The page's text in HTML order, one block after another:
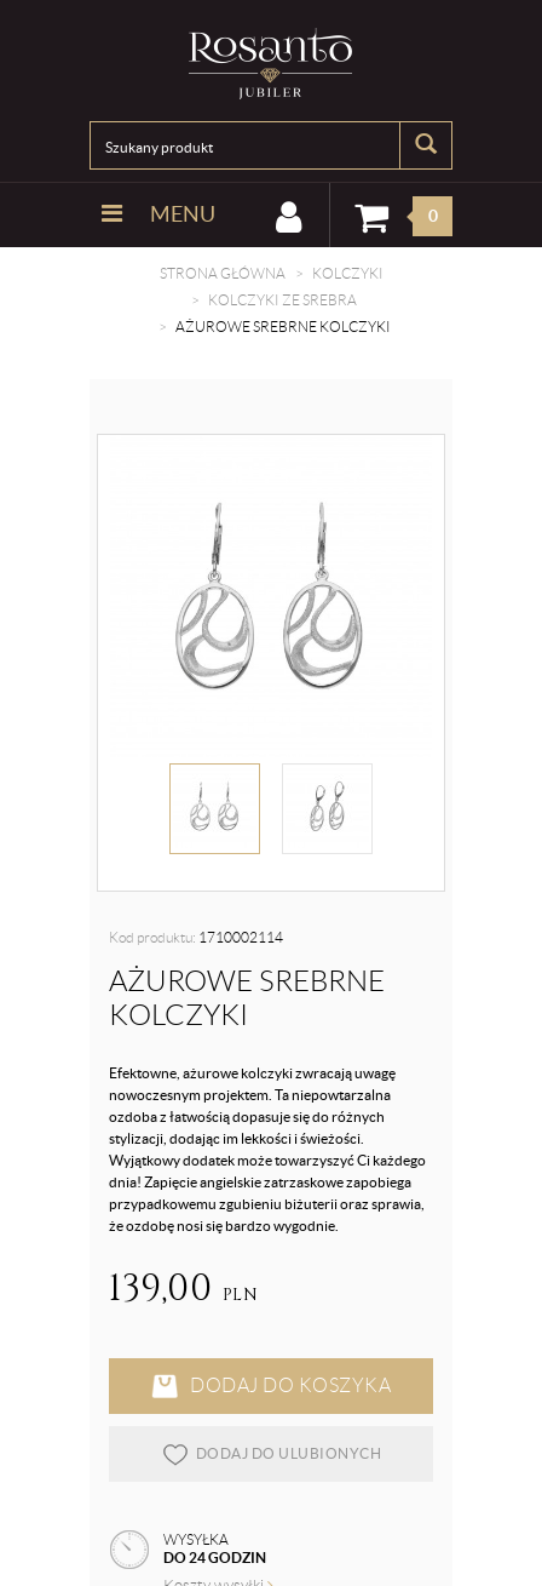
MENU 0
STRONA GŁÓWNA
KOLCZYKI
KOLCZYKI ZE SREBRA
AŻUROWE SREBRNE KOLCZYKI
Kod produktu: 1710002114
AŻUROWE SREBRNE
KOLCZYKI
Efektowne, ażurowe kolczyki zwracają uwagę
nowoczesnym projektem. Ta niepowtarzalna
ozdoba z łatwością dopasuje się do różnych
stylizacji, dodając im lekkości i świeżości.
Wyjątkowy dodatek może towarzyszyć Ci każdego
dnia! Zapięcie angielskie zatrzaskowe zapobiega
przypadkowemu zgubieniu biżuterii oraz sprawia,
że ozdobę nosi się bardzo wygodnie.
139,00 PLN
DODAJ DO KOSZYKA
DODAJ DO ULUBIONYCH
WYSYŁKA
DO 24 GODZIN